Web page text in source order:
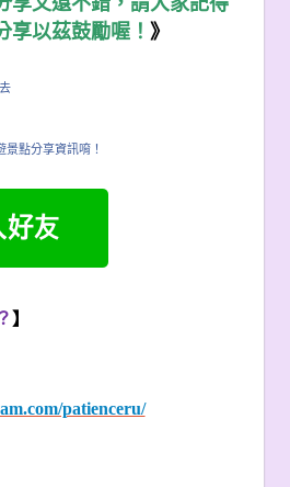
享以茲鼓勵喔！ 》
點分享資訊唷！
】
patienceru/